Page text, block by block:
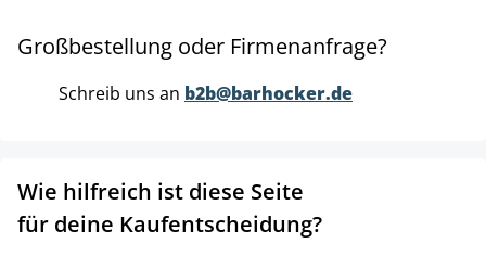
Großbestellung oder Firmenanfrage?
Schreib uns an b2b@barhocker.de
Wie hilfreich ist diese Seite
für deine Kaufentscheidung?